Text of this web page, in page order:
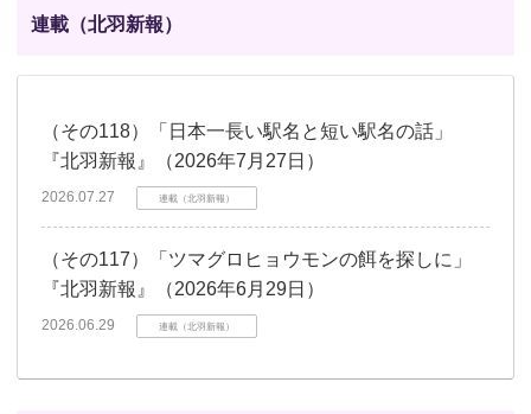
連載（北羽新報）
（その118）「日本一長い駅名と短い駅名の話」
『北羽新報』（2026年7月27日）
2026.07.27 連載（北羽新報）
（その117）「ツマグロヒョウモンの餌を探しに」
『北羽新報』（2026年6月29日）
2026.06.29 連載（北羽新報）